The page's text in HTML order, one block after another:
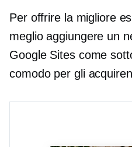
Per offrire la migliore
meglio aggiungere un
Google Sites come
comodo per gli